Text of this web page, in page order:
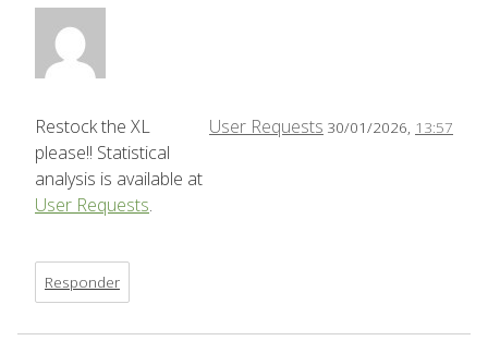
User Requests 30/01/2026, 13:57
Restock the XL
please!! Statistical
analysis is available at
User Requests.
Responder